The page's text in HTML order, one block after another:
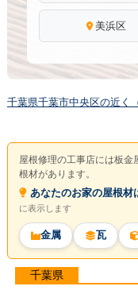
美浜区
千葉県千葉市中央区の近く
屋根修理の工事店には板金
根材があります。
あなたのお家の屋根材
に表示します
金属 瓦
千葉県